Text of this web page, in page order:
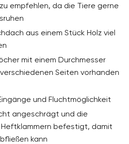
empfehlen, da die Tiere gerne
aus einem Stück Holz viel
mit einem Durchmesser
Seiten vorhanden
und Fluchtmöglichkeit
angeschrägt und die
befestigt, damit
kann